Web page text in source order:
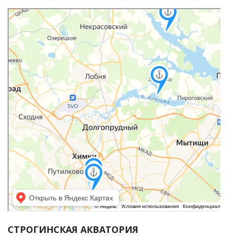
Яндекс Карты
Яндекс Карты — транспорт, навигация, поиск мест
СТРОГИНСКАЯ АКВАТОРИЯ